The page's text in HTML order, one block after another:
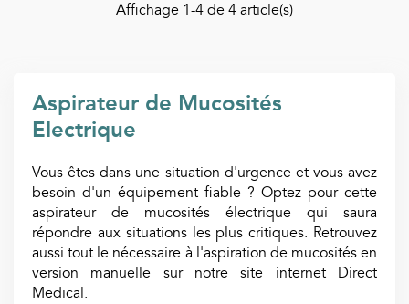
Aspirateur de Mucosités
Electrique
Vous êtes dans une situation d'urgence et vous avez
besoin d'un équipement fiable ? Optez pour cette
aspirateur de mucosités électrique qui saura
répondre aux situations les plus critiques. Retrouvez
aussi tout le nécessaire à l'aspiration de mucosités en
version manuelle sur notre site internet Direct
Medical.
Affichage 1-4 de 4 article(s)